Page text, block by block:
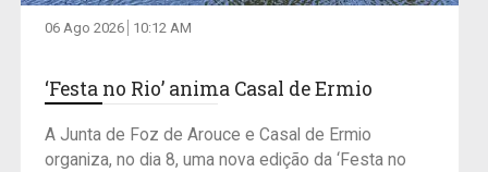
06 Ago 2026 10:12 AM
‘Festa no Rio’ anima Casal de Ermio
A Junta de Foz de Arouce e Casal de Ermio
organiza, no dia 8, uma nova edição da ‘Festa no